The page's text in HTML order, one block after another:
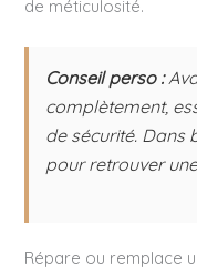
de méticulosité.
Conseil perso :
complètement,
de sécurité. Dans
pour retrouver
Répare ou remplace